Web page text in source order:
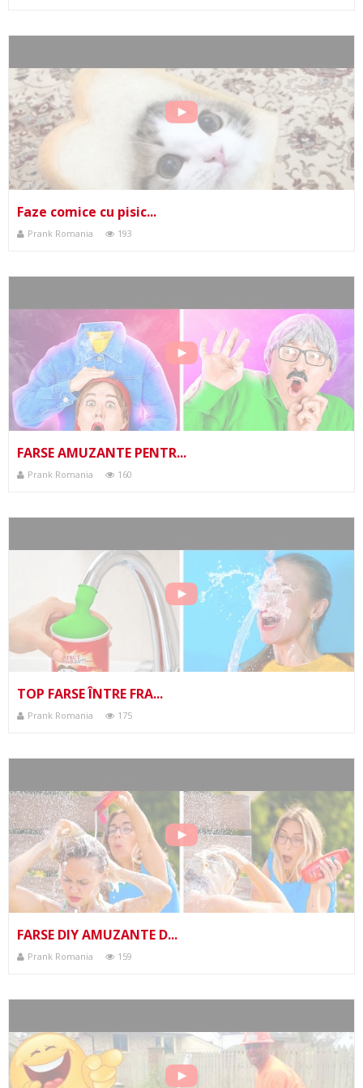
Faze comice cu pisic...
Prank Romania 193
FARSE AMUZANTE PENTR...
Prank Romania 160
TOP FARSE ÎNTRE FRA...
Prank Romania 175
FARSE DIY AMUZANTE D...
Prank Romania 159